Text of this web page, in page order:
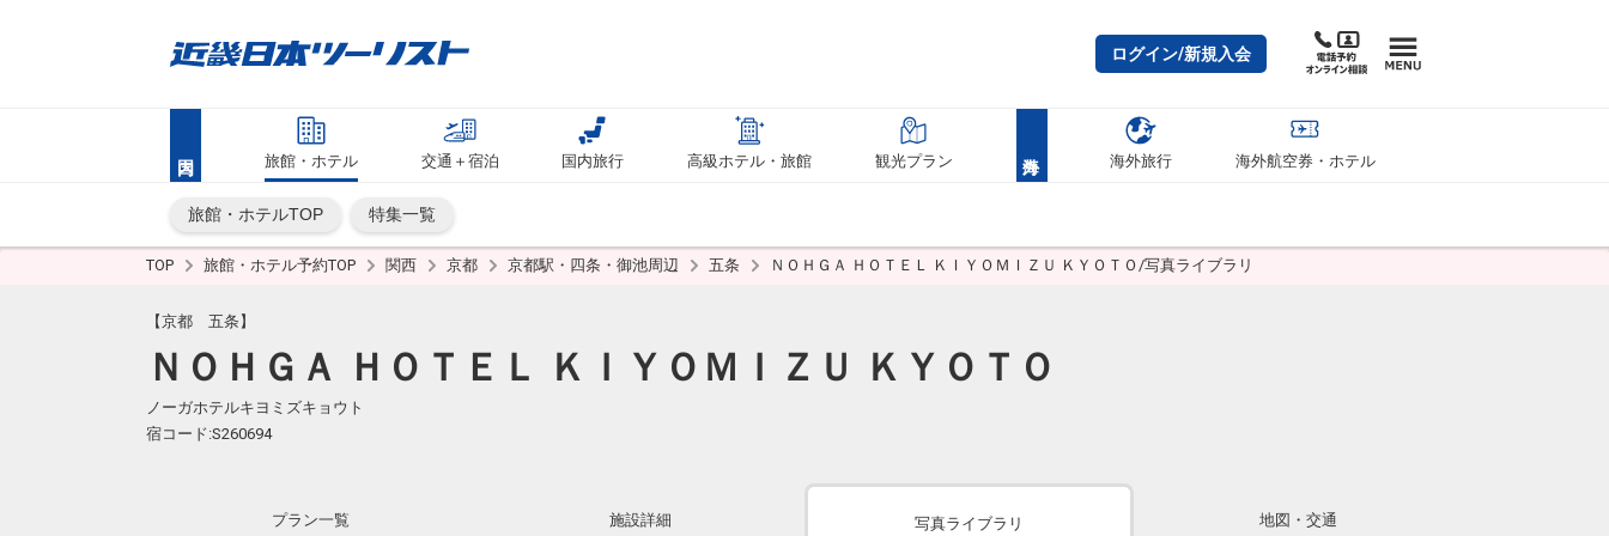
ログイン/新規入会
旅館・ホテル 交通＋宿泊 国内旅行 高級ホテル・旅館 観光プラン 海外旅行 海外航空券・ホテル
旅館・ホテルTOP 特集一覧
TOP 旅館・ホテル予約TOP 関西 京都 京都駅・四条・御池周辺 五条 ＮＯＨＧＡ ＨＯＴＥＬ ＫＩＹＯＭＩＺＵ ＫＹＯＴＯ/写真ライブラリ
【京都 五条】
ＮＯＨＧＡ ＨＯＴＥＬ ＫＩＹＯＭＩＺＵ ＫＹＯＴＯ
ノーガホテルキヨミズキョウト
宿コード:S260694
プラン一覧 施設詳細 写真ライブラリ 地図・交通